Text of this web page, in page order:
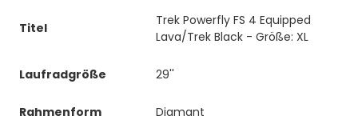
Titel
Trek Powerfly FS 4 Equipped
Lava/Trek Black - Größe: XL
Laufradgröße 29''
Rahmenform Diamant